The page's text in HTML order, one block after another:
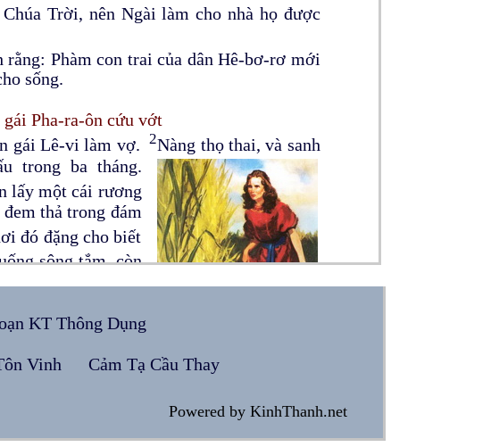
Trời, nên Ngài làm cho nhà họ được
Phàm con trai của dân Hê-bơ-rơ mới
sống.
Pha-ra-ôn cứu vớt
gái Lê-vi làm vợ.2Nàng thọ thai, và sanh
trong ba tháng.
lấy một cái rương
thả trong đám
đó đặng cho biết
sông tắm, còn
đương khóc, bèn
rằng: Tôi phải
trẻ.
Công chúa nói rằng: Hãy đem đứa
cho. Người đờn bà ẵm đứa trẻ mà cho
KT Thông Dụng
Vinh Cảm Tạ Cầu Thay
Powered by KinhThanh.net